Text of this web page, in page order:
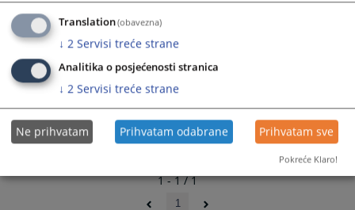
1 - 1 / 1
1
Translation(obavezna)
↓ 2 Servisi treće strane
Analitika o posjećenosti stranica
↓ 2 Servisi treće strane
Ne prihvatam Prihvatam odabrane Prihvatam sve
Pokreće Klaro!